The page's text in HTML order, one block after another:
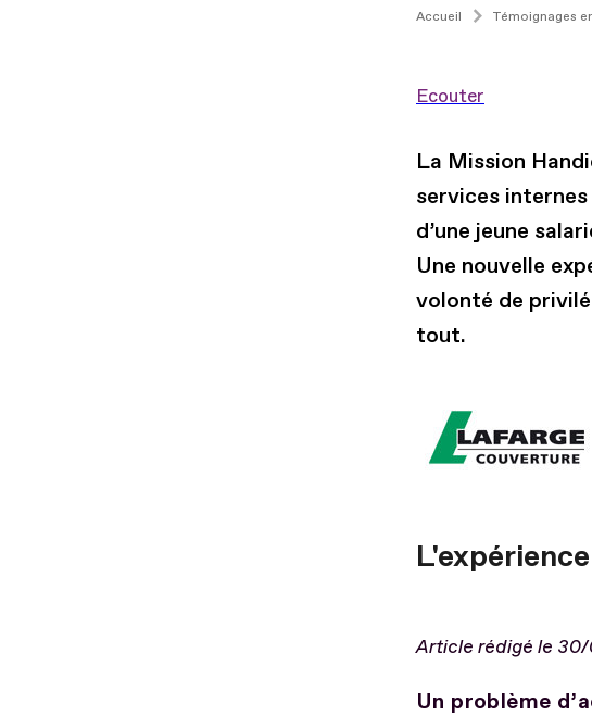
Accueil Témoignages
Ecouter
La Mission
services
d’une jeune
Une nouvelle
volonté de
tout.
L'expérience
Article rédigé le
Un problème